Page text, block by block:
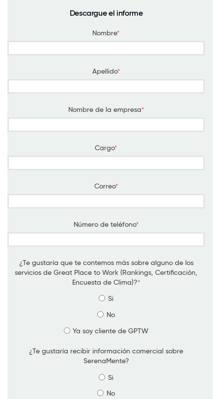
Descargue el informe
Nombre*
Apellido*
Nombre de la empresa*
Cargo*
Correo*
Número de teléfono*
¿Te gustaría que te contemos más sobre alguno de los
servicios de Great Place to Work (Rankings, Certificación,
Encuesta de Clima)?*
Si
No
Ya soy cliente de GPTW
¿Te gustaría recibir información comercial sobre
SerenaMente?
Si
No